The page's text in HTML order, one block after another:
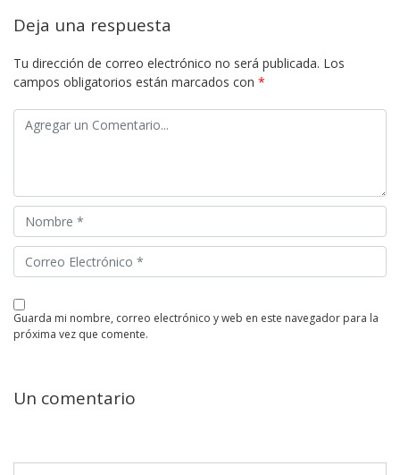
Deja una respuesta
Tu dirección de correo electrónico no será publicada. Los
campos obligatorios están marcados con *
guarda mi nombre, correo electrónico y web en este navegador para la
próxima vez que comente.
Un comentario